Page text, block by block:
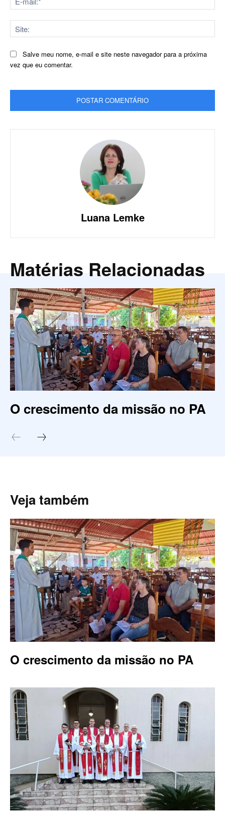
Salve meu nome, e-mail e site neste navegador para a próxima
vez que eu comentar.
Luana Lemke
Matérias Relacionadas
O crescimento da missão no PA
Veja também
O crescimento da missão no PA